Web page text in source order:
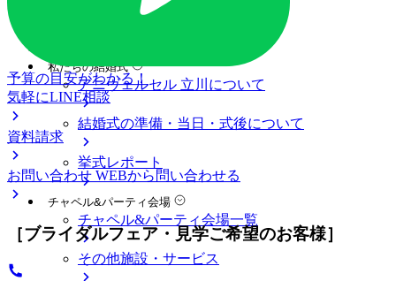
ブライダルフェアの基礎知識
私たちの結婚式
アニヴェルセル 立川について
結婚式の準備・当日・式後について
挙式レポート
チャペル&パーティ会場
チャペル&パーティ会場一覧
その他施設・サービス
予算の目安がわかる！
気軽にLINE相談
資料請求
お問い合わせ WEBから問い合わせる
［ブライダルフェア・見学ご希望のお客様］